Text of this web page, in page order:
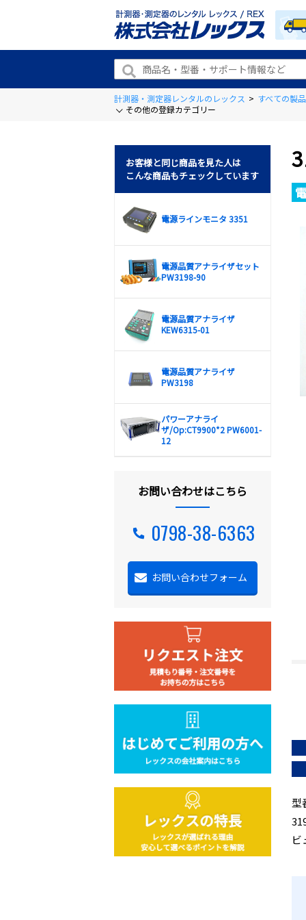
計測器・測定器レンタルのレックス > すべての製品
その他の登録カテゴリー
型
ビ
お客様と同じ商品を見た人は
こんな商品もチェックしています
電源ラインモニタ 3351
電源品質アナライザセット
PW3198-90
電源品質アナライザ
KEW6315-01
電源品質アナライザ
PW3198
パワーアナライ
ザ/Op:CT9900*2 PW6001-
12
お問い合わせはこちら
0798-38-6363
お問い合わせフォーム